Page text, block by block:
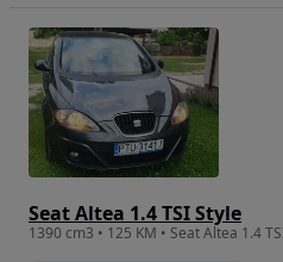
Seat Altea 1.4 TSI Style